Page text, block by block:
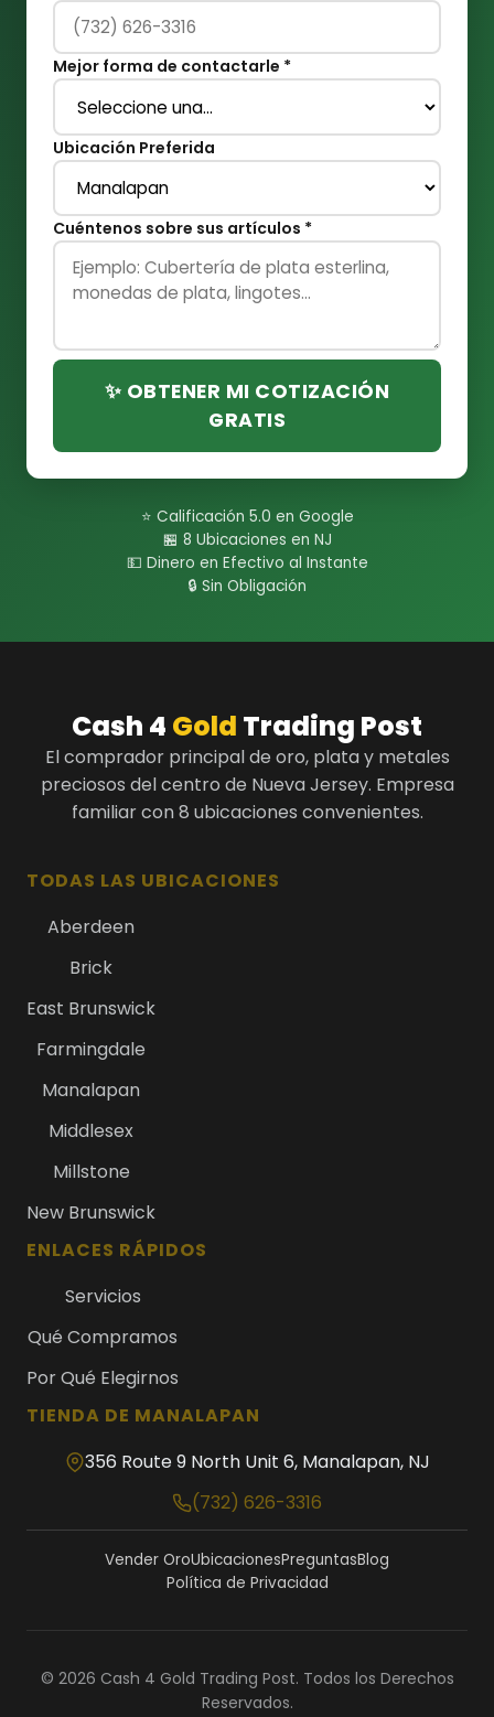
Mejor forma de contactarle *
Ubicación Preferida
Cuéntenos sobre sus artículos *
✨ OBTENER MI COTIZACIÓN
GRATIS
⭐ Calificación 5.0 en Google
🏪 8 Ubicaciones en NJ
💵 Dinero en Efectivo al Instante
🔒 Sin Obligación
Cash 4 Gold Trading Post
El comprador principal de oro, plata y metales
preciosos del centro de Nueva Jersey. Empresa
familiar con 8 ubicaciones convenientes.
TODAS LAS UBICACIONES
Aberdeen
Brick
East Brunswick
Farmingdale
Manalapan
Middlesex
Millstone
New Brunswick
ENLACES RÁPIDOS
Servicios
Qué Compramos
Por Qué Elegirnos
TIENDA DE MANALAPAN
356 Route 9 North Unit 6, Manalapan, NJ
(732) 626-3316
Vender OroUbicacionesPreguntasBlog
Política de Privacidad
© 2026 Cash 4 Gold Trading Post. Todos los Derechos
Reservados.